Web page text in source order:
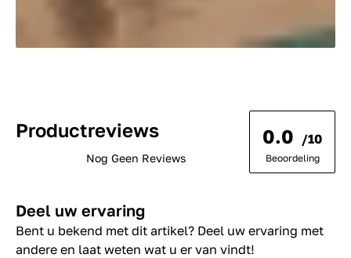
Productreviews
Nog Geen Reviews
0.0 /10
Beoordeling
Deel uw ervaring
Bent u bekend met dit artikel? Deel uw ervaring met
andere en laat weten wat u er van vindt!